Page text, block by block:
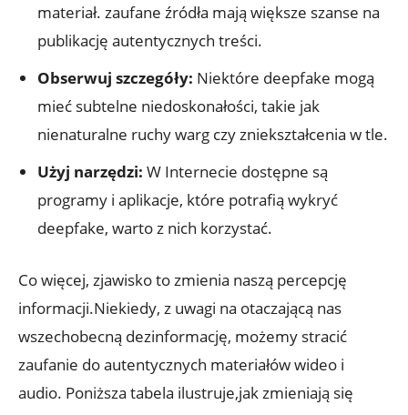
materiał. zaufane źródła mają⁤ większe szanse na
publikację autentycznych‌ treści.
Obserwuj⁢ szczegóły: Niektóre deepfake⁢ mogą
mieć subtelne​ niedoskonałości, takie jak
nienaturalne ruchy warg‌ czy zniekształcenia⁢ w‍ tle.
Użyj‍ narzędzi: W Internecie dostępne są
programy i aplikacje, które ⁣potrafią wykryć
deepfake, ⁢warto ⁣z nich korzystać.
Co więcej, zjawisko⁢ to zmienia naszą percepcję
informacji.Niekiedy, z uwagi na otaczającą​ nas
wszechobecną dezinformację, możemy stracić
zaufanie do autentycznych materiałów wideo i
audio. Poniższa tabela⁤ ilustruje,jak zmieniają⁢ się